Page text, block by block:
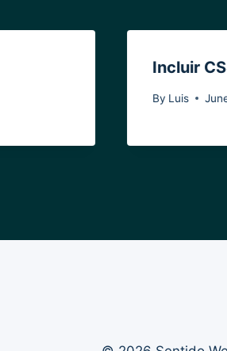
Incluir
By Luis